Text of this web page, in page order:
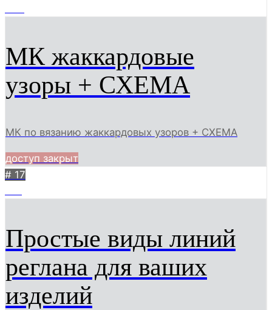
МК жаккардовые
узоры + СХЕМА
МК по вязанию жаккардовых узоров + СХЕМА
доступ закрыт
# 17
Простые виды линий
реглана для ваших
изделий